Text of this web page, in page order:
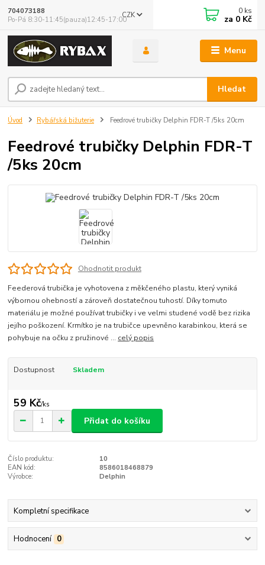
Menu
CZK
Hledat
704073188
Po-Pá 8:30-11:45(pauza)12:45-17:00
0 ks
za 0 Kč
Úvod Rybářská bižuterie Feedrové trubičky Delphin FDR-T /5ks 20cm
Feedrové trubičky Delphin FDR-T
/5ks 20cm
Ohodnotit produkt
Feederová trubička je vyhotovena z měkčeného plastu, který vyniká
výbornou ohebností a zároveň dostatečnou tuhostí. Díky tomuto
materiálu je možné používat trubičky i ve velmi studené vodě bez rizika
jejího poškození. Krmítko je na trubičce upevněno karabinkou, která se
pohybuje na očku z pružinové ... celý popis
Dostupnost Skladem
59 Kč/ks
Přidat do košíku
Číslo produktu:
10
EAN kód:
8586018468879
Výrobce:
Delphin
Kompletní specifikace
Hodnocení 0